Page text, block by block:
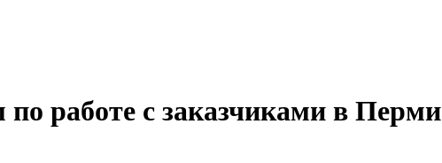
по работе с заказчиками в Перми